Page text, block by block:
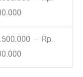
– Rp.